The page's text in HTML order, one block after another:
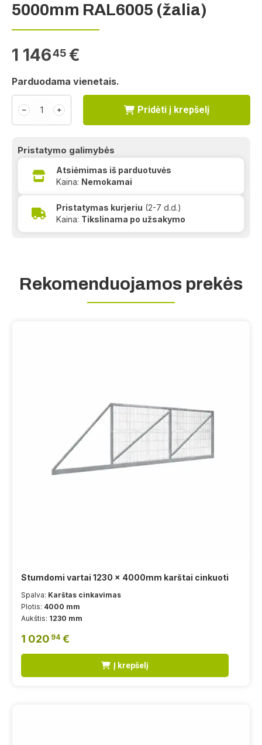
5000mm RAL6005 (žalia)
1 14645 €
Parduodama vienetais.
﹣ ﹢ Pridėti į krepšelį
Pristatymo galimybės
Atsiėmimas iš parduotuvės
Kaina: Nemokamai
Pristatymas kurjeriu (2-7 d.d.)
Kaina: Tikslinama po užsakymo
Rekomenduojamos prekės
Stumdomi vartai 1230 x 4000mm karštai cinkuoti
Spalva: Karštas cinkavimas
Plotis: 4000 mm
Aukštis: 1230 mm
1 020 94 €
Į krepšelį